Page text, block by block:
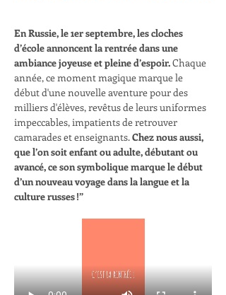
En Russie, le 1er septembre, les cloches
d’école annoncent la rentrée dans une
ambiance joyeuse et pleine d’espoir. Chaque
année, ce moment magique marque le
début d'une nouvelle aventure pour des
milliers d'élèves, revêtus de leurs uniformes
impeccables, impatients de retrouver
camarades et enseignants. Chez nous aussi,
que l’on soit enfant ou adulte, débutant ou
avancé, ce son symbolique marque le début
d’un nouveau voyage dans la langue et la
culture russes !”